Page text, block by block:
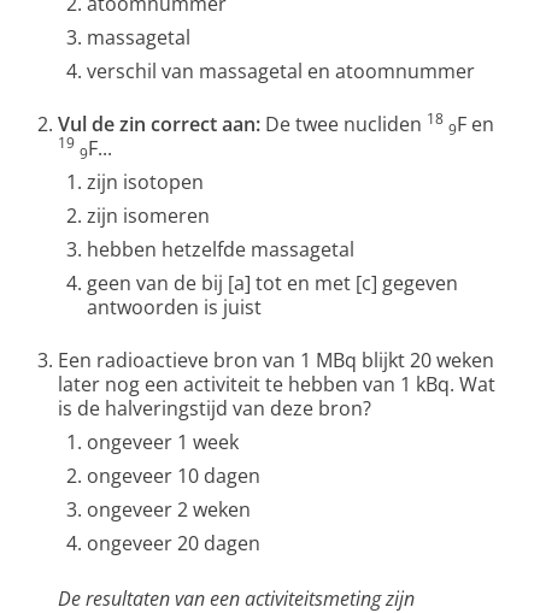
massagetal
verschil van massagetal en atoomnummer
Vul de zin correct aan: De twee nucliden 18
9F en
19
9F...
zijn isotopen
zijn isomeren
hebben hetzelfde massagetal
geen van de bij [a] tot en met [c] gegeven
antwoorden is juist
Een radioactieve bron van 1 MBq blijkt 20 weken
later nog een activiteit te hebben van 1 kBq. Wat
is de halveringstijd van deze bron?
ongeveer 1 week
ongeveer 10 dagen
ongeveer 2 weken
ongeveer 20 dagen
De resultaten van een activiteitsmeting zijn